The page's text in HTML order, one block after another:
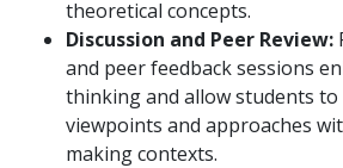
theoretical concepts.
Discussion and Peer Review:
and peer feedback sessions
thinking and allow students to
viewpoints and approaches
making contexts.